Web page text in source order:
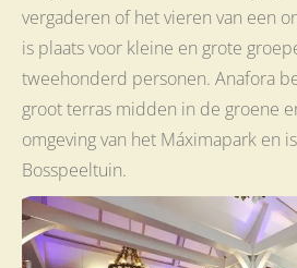
vergaderen of het vieren van een
is plaats voor kleine en grote
tweehonderd personen. Anafora
groot terras midden in de groene
omgeving van het Máximapark en
Bosspeeltuin.